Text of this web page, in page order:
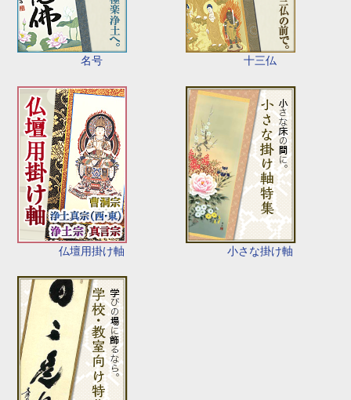
名号 十三仏
仏壇用掛け軸 小さな掛け軸